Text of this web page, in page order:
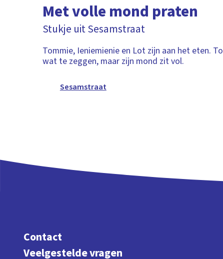
Met volle mond praten
Stukje uit Sesamstraat
Tommie, Ieniemienie en Lot zijn aan het eten.
wat te zeggen, maar zijn mond zit vol.
Sesamstraat
Contact
Veelgestelde vragen